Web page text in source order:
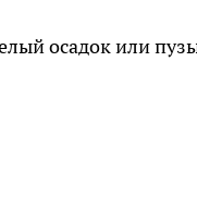
осадок или